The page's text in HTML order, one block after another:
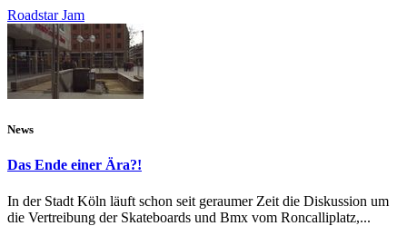
Roadstar Jam
News
Das Ende einer Ära?!
In der Stadt Köln läuft schon seit geraumer Zeit die Diskussion um
die Vertreibung der Skateboards und Bmx vom Roncalliplatz,...